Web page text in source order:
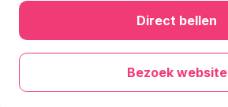
Direct bellen
Bezoek website